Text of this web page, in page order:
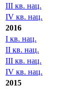
III кв. нац.
IV кв. нац.
2016
I кв. нац.
II кв. нац.
III кв. нац.
IV кв. нац.
2015